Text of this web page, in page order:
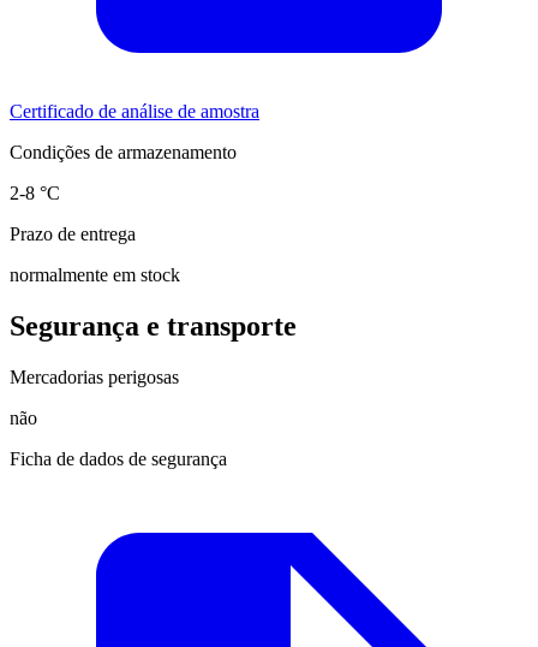
Certificado de análise de amostra
Condições de armazenamento
2-8 °C
Prazo de entrega
normalmente em stock
Segurança e transporte
Mercadorias perigosas
não
Ficha de dados de segurança